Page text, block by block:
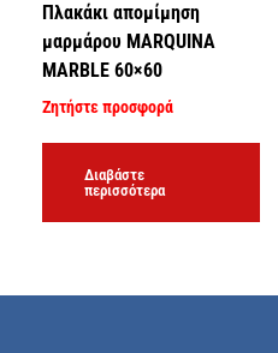
Πλακάκι απομίμηση
μαρμάρου MARQUINA
MARBLE 60×60
Ζητήστε προσφορά
Διαβάστε
περισσότερα